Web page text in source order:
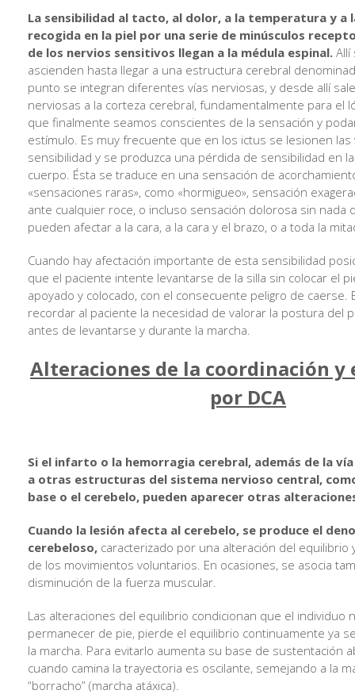
La sensibilidad al tacto, al dolor, a la temperatura y a
recogida en la piel por una serie de minúsculos
de los nervios sensitivos llegan a la médula espinal. Allí
ascienden hasta llegar a una estructura cerebral
punto se integran diferentes vías nerviosas, y desde allí
nerviosas a la corteza cerebral, fundamentalmente para el
que finalmente seamos conscientes de la sensación y
estímulo. Es muy frecuente que en los ictus se lesionen las
sensibilidad y se produzca una pérdida de sensibilidad en
cuerpo. Ésta se traduce en una sensación de
«sensaciones raras», como «hormigueo», sensación
ante cualquier roce, o incluso sensación dolorosa sin nada
pueden afectar a la cara, a la cara y el brazo, o a toda la
Cuando hay afectación importante de esta sensibilidad
que el paciente intente levantarse de la silla sin colocar el
apoyado y colocado, con el consecuente peligro de caerse.
recordar al paciente la necesidad de valorar la postura del
antes de levantarse y durante la marcha.
Alteraciones de la coordinación
por DCA
Si el infarto o la hemorragia cerebral, además de la
a otras estructuras del sistema nervioso central,
base o el cerebelo, pueden aparecer otras
Cuando la lesión afecta al cerebelo, se produce el
cerebeloso, caracterizado por una alteración del equilibrio
de los movimientos voluntarios. En ocasiones, se asocia
disminución de la fuerza muscular.
Las alteraciones del equilibrio condicionan que el individuo
permanecer de pie, pierde el equilibrio continuamente ya
la marcha. Para evitarlo aumenta su base de sustentación
cuando camina la trayectoria es oscilante, semejando a la
“borracho” (marcha atáxica).